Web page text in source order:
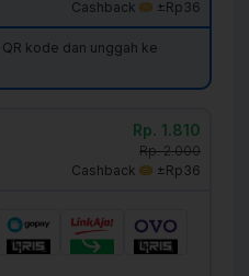
Cashback ±Rp36
QR kode dan unggah ke
Rp. 1.810
Rp. 2.000
Cashback
±Rp36